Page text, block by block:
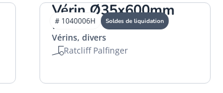
Vérin Ø35x600mm
HACO
Vérins, divers
Ratcliff Palfinger
# 1040006H Soldes de liquidation